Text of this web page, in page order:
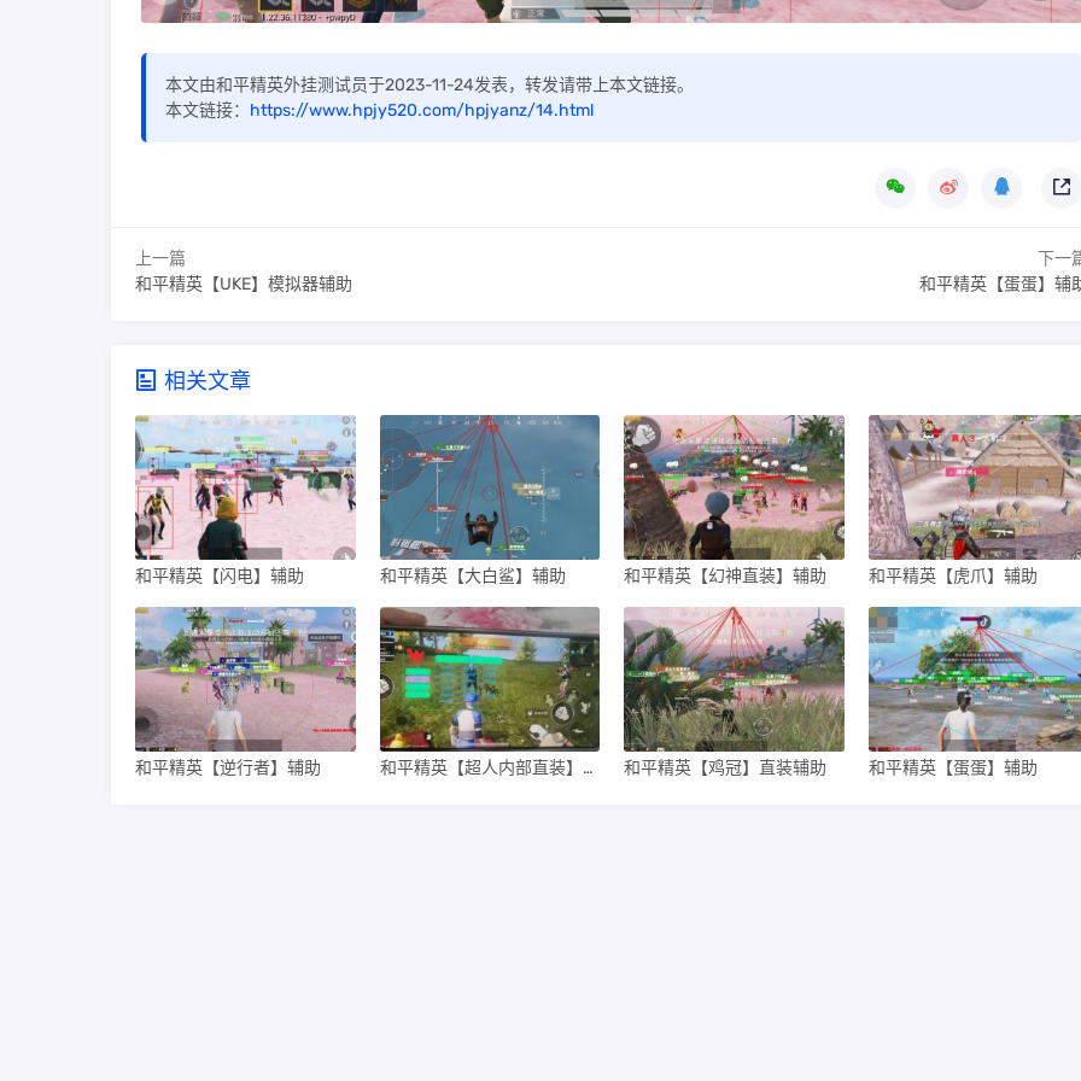
本文由和平精英外挂测试员于2023-11-24发表，转发请带上本文链接。
本文链接： https://www.hpjy520.com/hpjyanz/14.html
上一篇
和平精英【UKE】模拟器辅助
下一
和平精英【蛋蛋】辅
相关文章
和平精英【闪电】辅助 和平精英【大白鲨】辅助 和平精英【幻神直装】辅助 和平精英【虎爪】辅助
和平精英【逆行者】辅助 和平精英【超人内部直装】辅助 和平精英【鸡冠】直装辅助 和平精英【蛋蛋】辅助